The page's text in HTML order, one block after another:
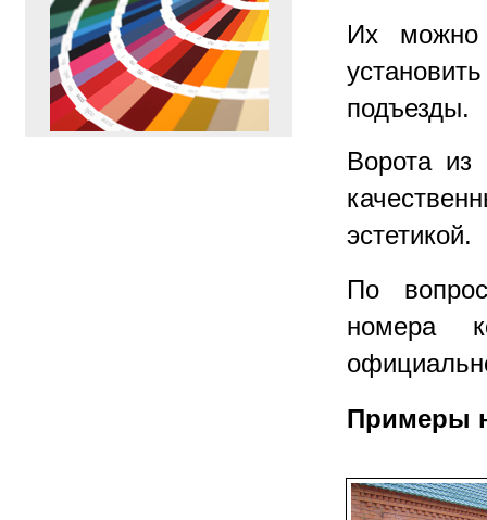
Их можно
подъезды.
Ворота из
эстетикой.
По
номера
Примеры